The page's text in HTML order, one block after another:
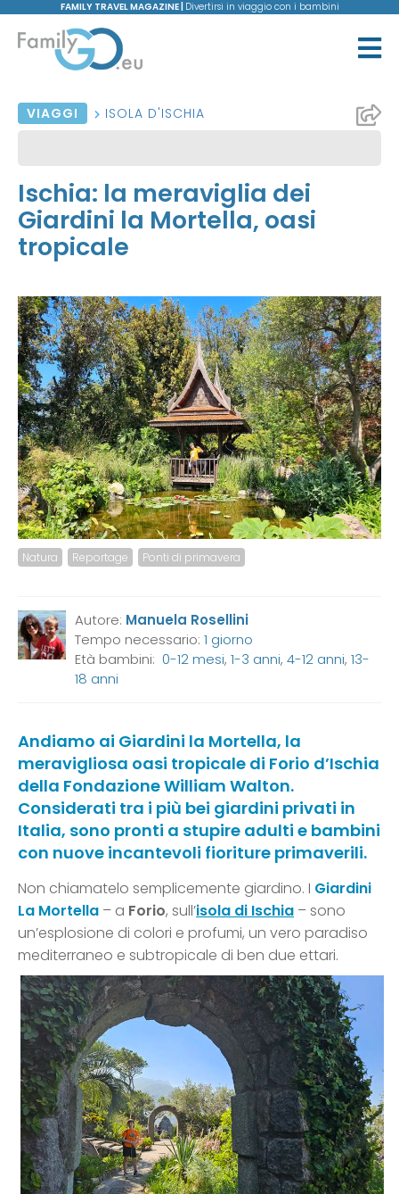
FAMILY TRAVEL MAGAZINE | Divertirsi in viaggio con i bambini
VIAGGI ISOLA D'ISCHIA
Ischia: la meraviglia dei
Giardini la Mortella, oasi
tropicale
Natura Reportage Ponti di primavera
Autore: Manuela Rosellini
Tempo necessario:1 giorno
Età bambini:0-12 mesi,1-3 anni,4-12 anni,13-
18 anni
Andiamo ai Giardini la Mortella, la
meravigliosa oasi tropicale di Forio d’Ischia
della Fondazione William Walton.
Considerati tra i più bei giardini privati in
Italia, sono pronti a stupire adulti e bambini
con nuove incantevoli fioriture primaverili.
Non chiamatelo semplicemente giardino. I Giardini
La Mortella – a Forio, sull’isola di Ischia – sono
un’esplosione di colori e profumi, un vero paradiso
mediterraneo e subtropicale di ben due ettari.